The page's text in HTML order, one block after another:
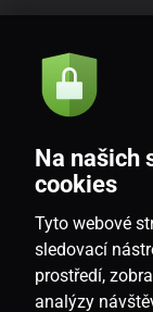
Akce a
Souhlasím se
CZ
Na našich
cookies
Tyto webové
sledovací
prostředí,
analýzy